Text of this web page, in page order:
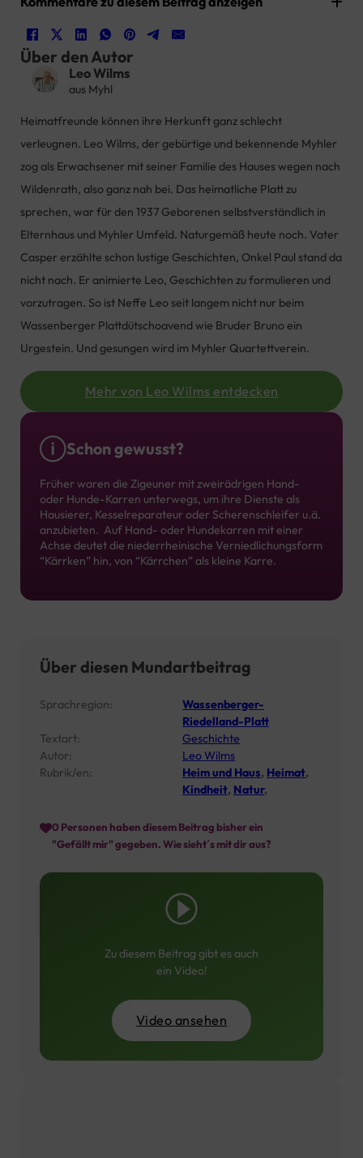
Schon gewusst?
Früher waren die Zigeuner mit zweirädrigen Hand-
oder Hunde-Karren unterwegs, um ihre Dienste als
Hausierer, Kesselreparateur oder Scherenschleifer u.ä.
anzubieten. Auf Hand- oder Hundekarren mit einer
Achse deutet die niederrheinische Verniedlichungsform
“Kärrken” hin, von “Kärrchen” als kleine Karre.
Über den Autor
Leo Wilms
aus Myhl
Heimatfreunde können ihre Herkunft ganz schlecht
verleugnen. Leo Wilms, der gebürtige und bekennende Myhler
zog als Erwachsener mit seiner Familie des Hauses wegen nach
Wildenrath, also ganz nah bei. Das heimatliche Platt zu
sprechen, war für den 1937 Geborenen selbstverständlich in
Elternhaus und Myhler Umfeld. Naturgemäß heute noch. Vater
Casper erzählte schon lustige Geschichten, Onkel Paul stand da
nicht nach. Er animierte Leo, Geschichten zu formulieren und
vorzutragen. So ist Neffe Leo seit langem nicht nur beim
Wassenberger Plattdütschoavend wie Bruder Bruno ein
Urgestein. Und gesungen wird im Myhler Quartettverein.
Mehr von Leo Wilms entdecken
Über diesen Mundartbeitrag
Sprachregion:
Wassenberger-
Riedelland-Platt
Textart:
Geschichte
Autor:
Leo Wilms
Rubrik/en:
Heim und Haus, Heimat,
Kindheit, Natur,
0 Personen haben diesem Beitrag bisher ein
"Gefällt mir" gegeben. Wie sieht´s mit dir aus?
Zu diesem Beitrag gibt es auch
ein Video!
Video ansehen